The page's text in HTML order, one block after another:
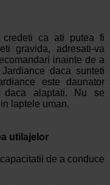
credeti ca ati putea fi
gravida, adresati-va
inainte de a
daca sunteti
este daunator
daca alaptati. Nu se
laptele uman.
utilajelor
de a conduce